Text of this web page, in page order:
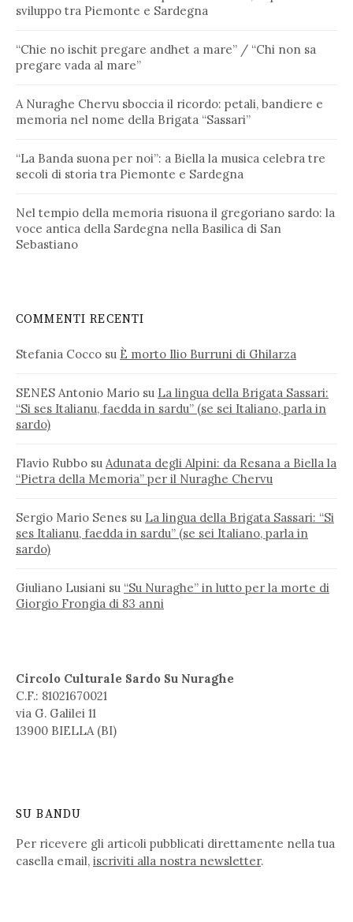
sviluppo tra Piemonte e Sardegna
“Chie no ischit pregare andhet a mare” / “Chi non sa
pregare vada al mare”
A Nuraghe Chervu sboccia il ricordo: petali, bandiere e
memoria nel nome della Brigata “Sassari”
“La Banda suona per noi”: a Biella la musica celebra tre
secoli di storia tra Piemonte e Sardegna
Nel tempio della memoria risuona il gregoriano sardo: la
voce antica della Sardegna nella Basilica di San
Sebastiano
COMMENTI RECENTI
Stefania Cocco su È morto Ilio Burruni di Ghilarza
SENES Antonio Mario su La lingua della Brigata Sassari:
“Si ses Italianu, faedda in sardu” (se sei Italiano, parla in
sardo)
Flavio Rubbo su Adunata degli Alpini: da Resana a Biella la
“Pietra della Memoria” per il Nuraghe Chervu
Sergio Mario Senes su La lingua della Brigata Sassari: “Si
ses Italianu, faedda in sardu” (se sei Italiano, parla in
sardo)
Giuliano Lusiani su “Su Nuraghe” in lutto per la morte di
Giorgio Frongia di 83 anni
Circolo Culturale Sardo Su Nuraghe
C.F.: 81021670021
via G. Galilei 11
13900 BIELLA (BI)
SU BANDU
Per ricevere gli articoli pubblicati direttamente nella tua
casella email, iscriviti alla nostra newsletter.